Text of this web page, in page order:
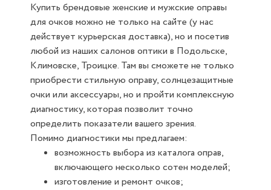
Купить брендовые женские и мужские оправы
для очков можно не только на сайте (у нас
действует курьерская доставка), но и посетив
любой из наших салонов оптики в Подольске,
Климовске, Троицке. Там вы сможете не только
приобрести стильную оправу, солнцезащитные
очки или аксессуары, но и пройти комплексную
диагностику, которая позволит точно
определить показатели вашего зрения.
Помимо диагностики мы предлагаем:
возможность выбора из каталога оправ,
включающего несколько сотен моделей;
изготовление и ремонт очков;